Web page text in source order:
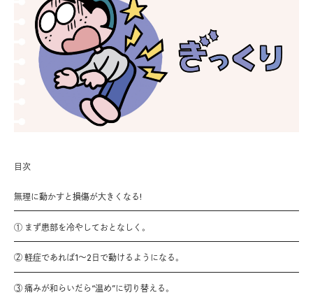
目次
無理に動かすと損傷が大きくなる!
① まず患部を冷やしておとなしく。
② 軽症であれば1〜2日で動けるようになる。
③ 痛みが和らいだら“温め”に切り替える。